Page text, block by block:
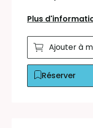
Plus
Ajouter à
Réserver